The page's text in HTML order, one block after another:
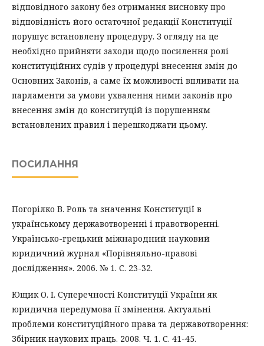
відповідного закону без отримання висновку про
відповідність його остаточної редакції Конституції
порушує встановлену процедуру. З огляду на це
необхідно прийняти заходи щодо посилення ролі
конституційних судів у процедурі внесення змін до
Основних Законів, а саме їх можливості впливати на
парламенти за умови ухвалення ними законів про
внесення змін до конституцій із порушенням
встановлених правил і перешкоджати цьому.
ПОСИЛАННЯ
Погорілко В. Роль та значення Конституції в
українському державотворенні і правотворенні.
Українсько-грецький міжнародний науковий
юридичний журнал «Порівняльно-правові
дослідження». 2006. № 1. С. 23-32.
Ющик О. І. Суперечності Конституції України як
юридична передумова її змінення. Актуальні
проблеми конституційного права та державотворення:
Збірник наукових праць. 2008. Ч. 1. С. 41-45.